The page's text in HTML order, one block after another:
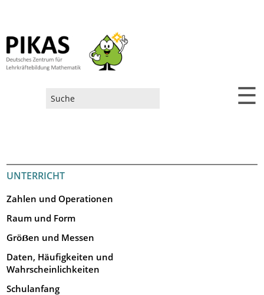
☰
UNTERRICHT
Zahlen und Operationen
Raum und Form
Gröẞen und Messen
Daten, Häufigkeiten und
Wahrscheinlichkeiten
Schulanfang